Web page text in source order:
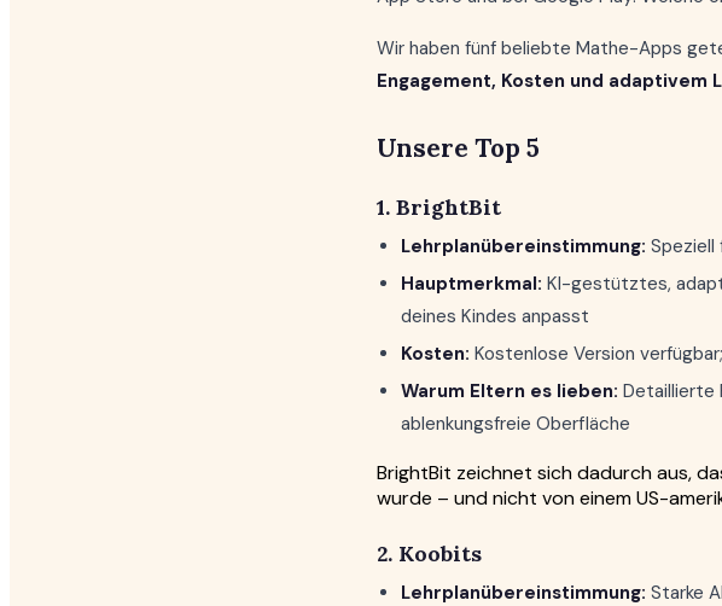
Wir haben fünf beliebte Mathe-Apps
Engagement, Kosten und adaptivem
Unsere Top 5
1. BrightBit
Lehrplanübereinstimmung: Speziell
Hauptmerkmal: KI-gestütztes,
deines Kindes anpasst
Kosten: Kostenlose Version
Warum Eltern es lieben: Detaillierte
ablenkungsfreie Oberfläche
BrightBit zeichnet sich dadurch aus,
wurde – und nicht von einem US-
2. Koobits
Lehrplanübereinstimmung: Starke